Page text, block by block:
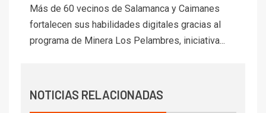
Más de 60 vecinos de Salamanca y Caimanes
fortalecen sus habilidades digitales gracias al
programa de Minera Los Pelambres, iniciativa...
NOTICIAS RELACIONADAS
Codelco Ventanas prueba
camión 100% eléctrico para
transportar cátodos al Puerto
de San Antonio
Producción minera en mayo de
2026 cae 10,6%